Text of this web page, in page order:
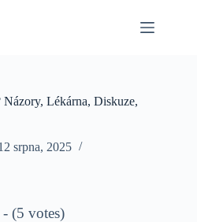
Lékárna, Diskuze,
srpna, 2025
(5 votes)